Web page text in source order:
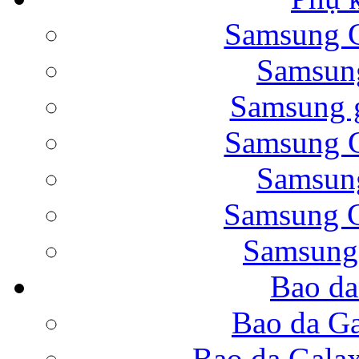
Bao da Samsung
Bao da Galaxy
Nắp lưng Samsung
Samsung
Samsung
Samsung
Bao
Bao da